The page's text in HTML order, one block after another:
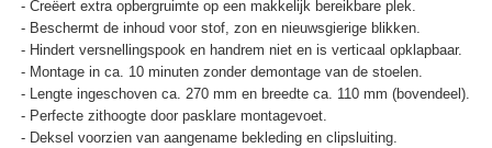
- Creëert extra opbergruimte op een makkelijk bereikbare plek.
- Beschermt de inhoud voor stof, zon en nieuwsgierige blikken.
- Hindert versnellingspook en handrem niet en is verticaal opklapbaar.
- Montage in ca. 10 minuten zonder demontage van de stoelen.
- Lengte ingeschoven ca. 270 mm en breedte ca. 110 mm (bovendeel).
- Perfecte zithoogte door pasklare montagevoet.
- Deksel voorzien van aangename bekleding en clipsluiting.